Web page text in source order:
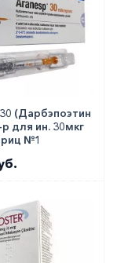
(Дарбэпоэтин
для ин. 30мкг
№1